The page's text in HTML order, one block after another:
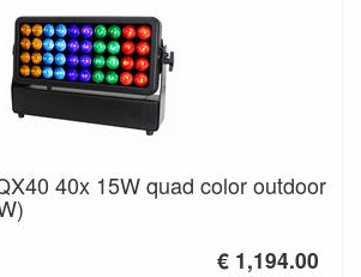
40x 15W quad color outdoor
€ 1,194.00